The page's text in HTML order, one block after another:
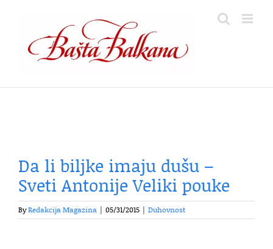
content
Da li biljke imaju dušu –
Sveti Antonije Veliki pouke
ByRedakcija Magazina 05/31/2015 Duhovnost